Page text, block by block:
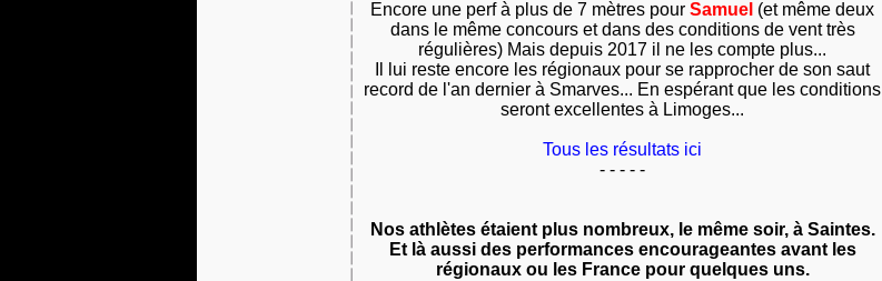
Encore une perf à plus de 7 mètres pour Samuel (et même deux
dans le même concours et dans des conditions de vent très
régulières) Mais depuis 2017 il ne les compte plus...
Il lui reste encore les régionaux pour se rapprocher de son saut
record de l'an dernier à Smarves... En espérant que les conditions
seront excellentes à Limoges...
Tous les résultats ici
- - - - -
Nos athlètes étaient plus nombreux, le même soir, à Saintes.
Et là aussi des performances encourageantes avant les
régionaux ou les France pour quelques uns.